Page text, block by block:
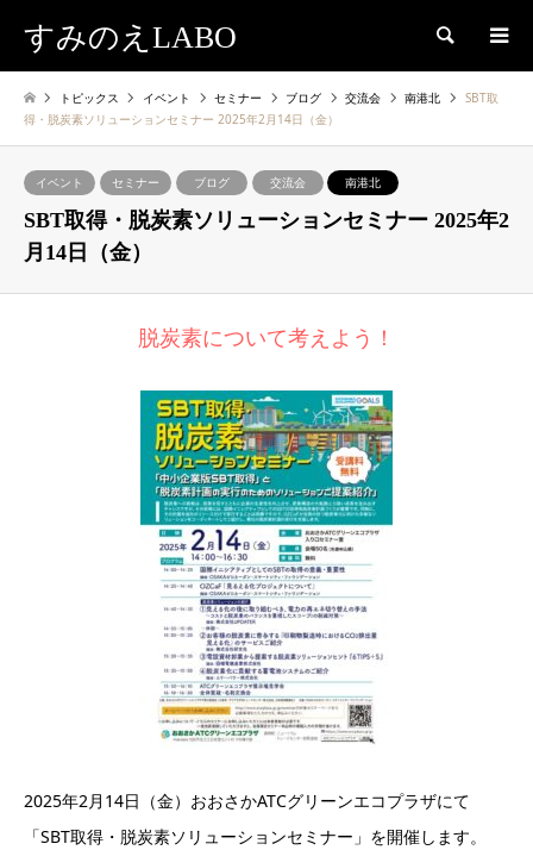
すみのえLABO 検索
トピックス イベント セミナー ブログ 交流会 南港北
SBT取
得・脱炭素ソリューションセミナー 2025年2月14日（金）
イベント セミナー ブログ 交流会 南港北
SBT取得・脱炭素ソリューションセミナー 2025年2
月14日（金）
脱炭素について考えよう！
2025年2月14日（金）おおさかATCグリーンエコプラザにて
「SBT取得・脱炭素ソリューションセミナー」を開催します。